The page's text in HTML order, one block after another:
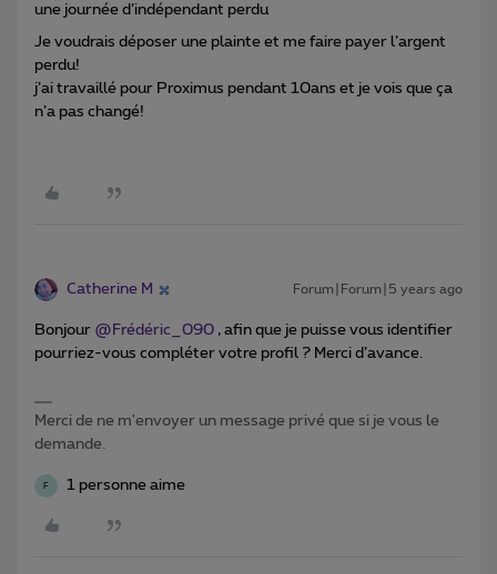
une journée d’indépendant perdu
Je voudrais déposer une plainte et me faire payer l’argent
perdu!
j’ai travaillé pour Proximus pendant 10ans et je vois que ça
n’a pas changé!
Catherine M Forum|Forum|5 years ago
Bonjour @Frédéric_090 , afin que je puisse vous identifier
pourriez-vous compléter votre profil ? Merci d’avance.
Merci de ne m'envoyer un message privé que si je vous le
demande.
F 1 personne aime